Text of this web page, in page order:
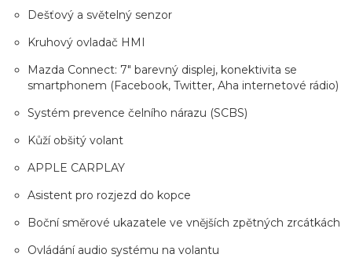
Dešťový a světelný senzor
Kruhový ovladač HMI
Mazda Connect: 7" barevný displej, konektivita se
smartphonem (Facebook, Twitter, Aha internetové rádio)
Systém prevence čelního nárazu (SCBS)
Kůží obšitý volant
APPLE CARPLAY
Asistent pro rozjezd do kopce
Boční směrové ukazatele ve vnějších zpětných zrcátkách
Ovládání audio systému na volantu